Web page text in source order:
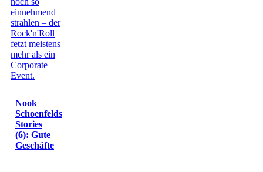
Nook
Schoenfelds
Stories
(6): Gute
Geschäfte